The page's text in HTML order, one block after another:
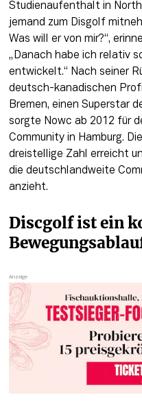
Studienaufenthalt in North
jemand zum Disgolf
Was will er von mir?“,
„Danach habe ich relativ
entwickelt.“ Nach seiner
deutsch-kanadischen
Bremen, einen Superstar
sorgte Nowc ab 2012 für
Community in Hamburg.
dreistellige Zahl erreicht
die deutschlandweite
anzieht.
Discgolf ist ein